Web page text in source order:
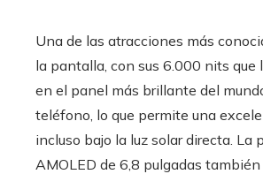
Una de las atracciones más
la pantalla, con sus 6.000 nits que
en el panel más brillante del
teléfono, lo que permite una
incluso bajo la luz solar directa. La
AMOLED de 6,8 pulgadas